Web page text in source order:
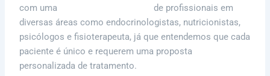
com uma
de profissionais em
diversas áreas como endocrinologistas, nutricionistas,
psicólogos e fisioterapeuta, já que entendemos que cada
paciente é único e requerem uma proposta
personalizada de tratamento.